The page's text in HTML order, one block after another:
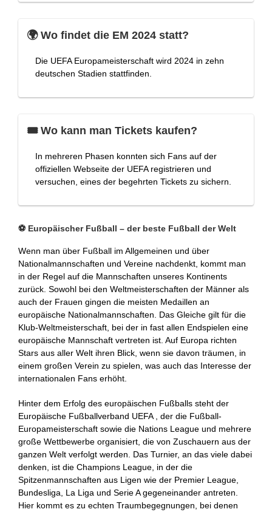
🌍 Wo findet die EM 2024 statt?
Die UEFA Europameisterschaft wird 2024 in zehn
deutschen Stadien stattfinden.
🎟️ Wo kann man Tickets kaufen?
In mehreren Phasen konnten sich Fans auf der
offiziellen Webseite der UEFA registrieren und
versuchen, eines der begehrten Tickets zu sichern.
⚽ Europäischer Fußball – der beste Fußball der Welt
Wenn man über Fußball im Allgemeinen und über
Nationalmannschaften und Vereine nachdenkt, kommt man
in der Regel auf die Mannschaften unseres Kontinents
zurück. Sowohl bei den Weltmeisterschaften der Männer als
auch der Frauen gingen die meisten Medaillen an
europäische Nationalmannschaften. Das Gleiche gilt für die
Klub-Weltmeisterschaft, bei der in fast allen Endspielen eine
europäische Mannschaft vertreten ist. Auf Europa richten
Stars aus aller Welt ihren Blick, wenn sie davon träumen, in
einem großen Verein zu spielen, was auch das Interesse der
internationalen Fans erhöht.
Hinter dem Erfolg des europäischen Fußballs steht der
Europäische Fußballverband UEFA , der die Fußball-
Europameisterschaft sowie die Nations League und mehrere
große Wettbewerbe organisiert, die von Zuschauern aus der
ganzen Welt verfolgt werden. Das Turnier, an das viele dabei
denken, ist die Champions League, in der die
Spitzenmannschaften aus Ligen wie der Premier League,
Bundesliga, La Liga und Serie A gegeneinander antreten.
Hier kommt es zu echten Traumbegegnungen, bei denen